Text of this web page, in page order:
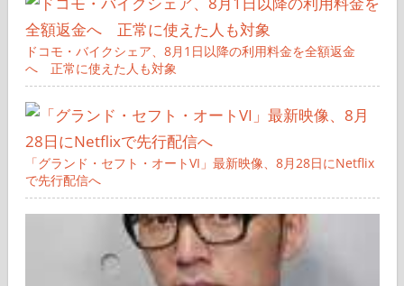
ドコモ・バイクシェア、8月1日以降の利用料金を全額返金
へ 正常に使えた人も対象
「グランド・セフト・オートVI」最新映像、8月28日にNetflix
で先行配信へ